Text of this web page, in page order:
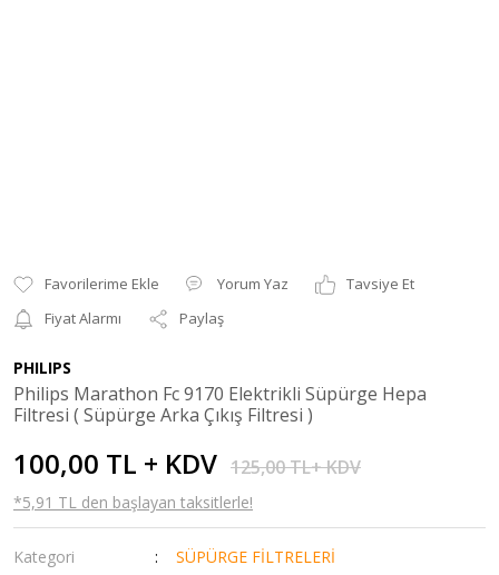
Yorum Yaz
Tavsiye Et
Fiyat Alarmı
Paylaş
PHILIPS
Philips Marathon Fc 9170 Elektrikli Süpürge Hepa
Filtresi ( Süpürge Arka Çıkış Filtresi )
100,00 TL + KDV 125,00 TL+ KDV
*5,91 TL den başlayan taksitlerle!
Kategori
SÜPÜRGE FİLTRELERİ